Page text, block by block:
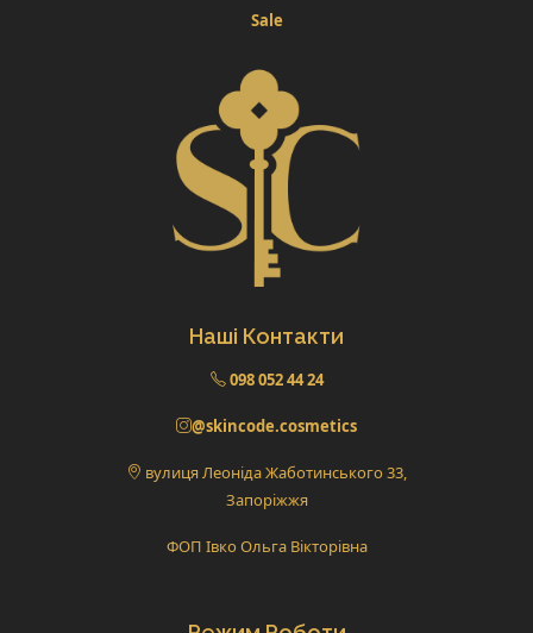
Sale
Наші Контакти
098 052 44 24
@skincode.cosmetics
вулиця Леоніда Жаботинського 33,
Запоріжжя
ФОП Івко Ольга Вікторівна